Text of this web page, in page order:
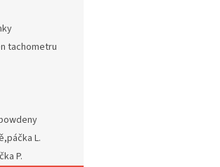
tachometru
L.
P.